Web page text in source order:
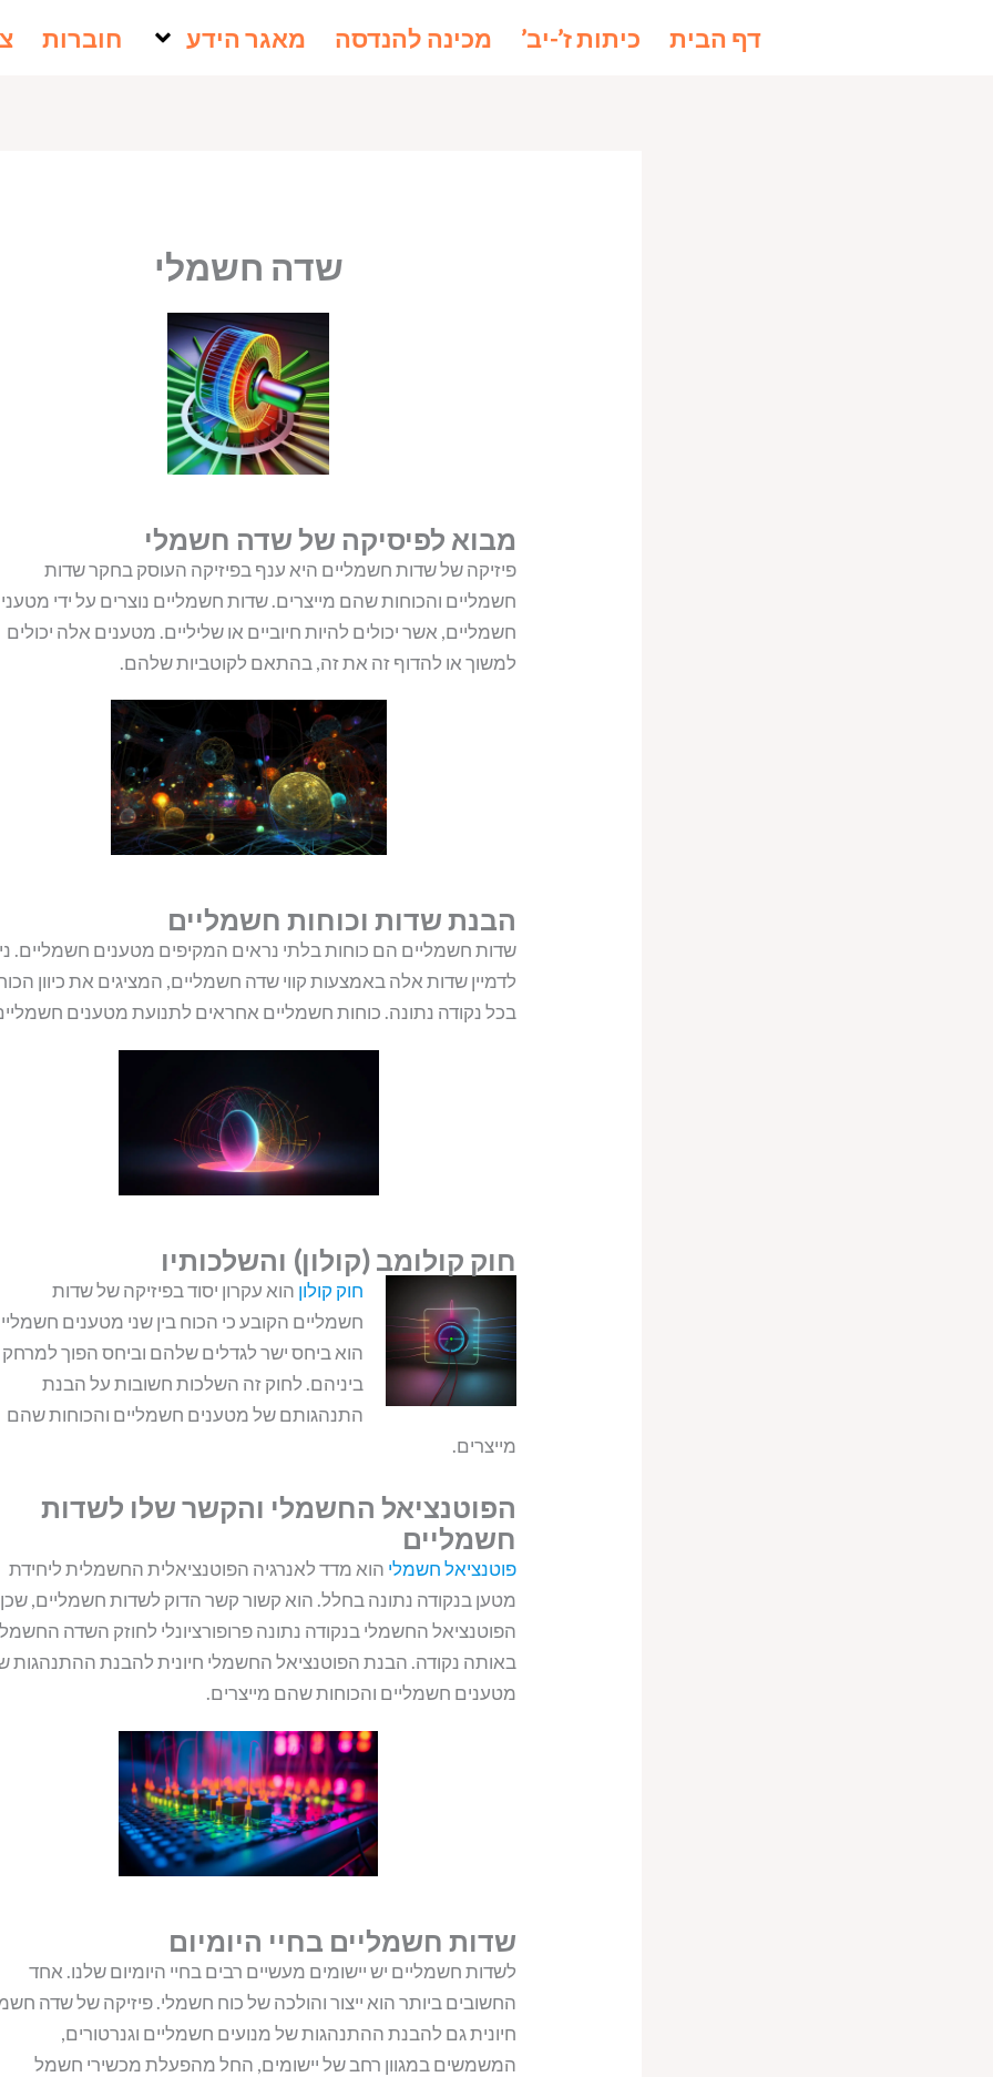
דף הבית כיתות ז’-יב’ מכינה להנדסה מאגר הידע חוברות
שדה חשמלי
מבוא לפיסיקה של שדה חשמלי
פיזיקה של שדות חשמליים היא ענף בפיזיקה העוסק בחקר שדות
חשמליים והכוחות שהם מייצרים. שדות חשמליים נוצרים על ידי
חשמליים, אשר יכולים להיות חיוביים או שליליים. מטענים אלה יכולים
למשוך או להדוף זה את זה, בהתאם לקוטביות שלהם.
הבנת שדות וכוחות חשמליים
שדות חשמליים הם כוחות בלתי נראים המקיפים מטענים חשמליים.
לדמיין שדות אלה באמצעות קווי שדה חשמליים, המציגים את כיוון
בכל נקודה נתונה. כוחות חשמליים אחראים לתנועת מטענים
חוק קולומב (קולון) והשלכותיו
חוק קולון הוא עקרון יסוד בפיזיקה של שדות
חשמליים הקובע כי הכוח בין שני מטענים
הוא ביחס ישר לגדלים שלהם וביחס הפוך למרחק
ביניהם. לחוק זה השלכות חשובות על הבנת
התנהגותם של מטענים חשמליים והכוחות שהם
מייצרים.
הפוטנציאל החשמלי והקשר שלו לשדות
חשמליים
פוטנציאל חשמלי הוא מדד לאנרגיה הפוטנציאלית החשמלית ליחידת
מטען בנקודה נתונה בחלל. הוא קשור קשר הדוק לשדות חשמליים, שכן
הפוטנציאל החשמלי בנקודה נתונה פרופורציונלי לחוזק השדה
באותה נקודה. הבנת הפוטנציאל החשמלי חיונית להבנת ההתנהגות
מטענים חשמליים והכוחות שהם מייצרים.
שדות חשמליים בחיי היומיום
לשדות חשמליים יש יישומים מעשיים רבים בחיי היומיום שלנו. אחד
החשובים ביותר הוא ייצור והולכה של כוח חשמלי. פיזיקה של שדה
חיונית גם להבנת ההתנהגות של מנועים חשמליים וגנרטורים,
המשמשים במגוון רחב של יישומים, החל מהפעלת מכשירי חשמל